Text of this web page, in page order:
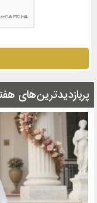
پربازدیدترین‌های